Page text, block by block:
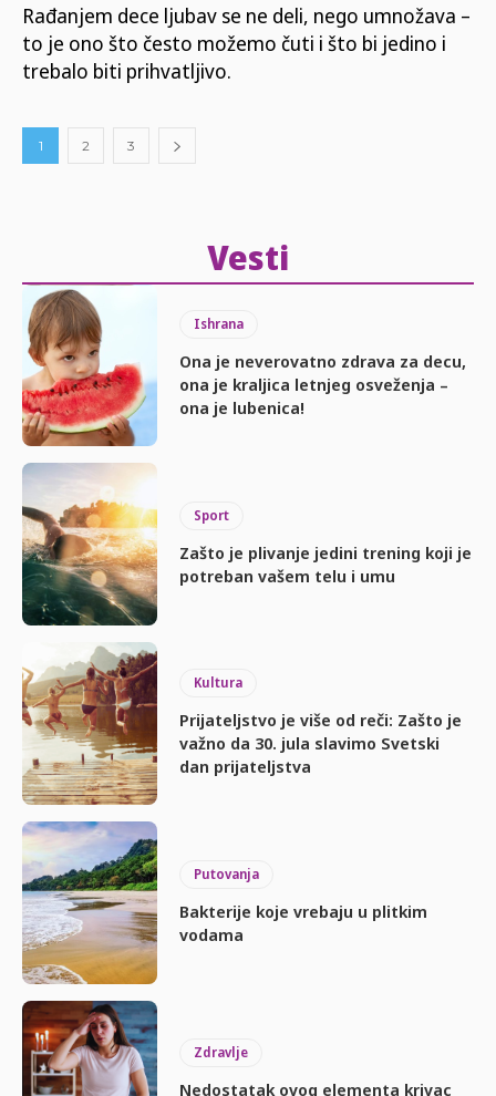
Rađanjem dece ljubav se ne deli, nego umnožava –
to je ono što često možemo čuti i što bi jedino i
trebalo biti prihvatljivo.
1 2 3
Vesti
Ishrana
Ona je neverovatno zdrava za decu,
ona je kraljica letnjeg osveženja –
ona je lubenica!
Sport
Zašto je plivanje jedini trening koji je
potreban vašem telu i umu
Kultura
Prijateljstvo je više od reči: Zašto je
važno da 30. jula slavimo Svetski
dan prijateljstva
Putovanja
Bakterije koje vrebaju u plitkim
vodama
Zdravlje
Nedostatak ovog elementa krivac